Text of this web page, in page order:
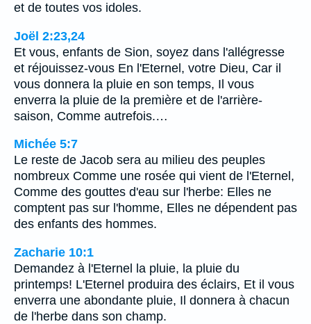
et de toutes vos idoles.
Joël 2:23,24
Et vous, enfants de Sion, soyez dans l'allégresse
et réjouissez-vous En l'Eternel, votre Dieu, Car il
vous donnera la pluie en son temps, Il vous
enverra la pluie de la première et de l'arrière-
saison, Comme autrefois.…
Michée 5:7
Le reste de Jacob sera au milieu des peuples
nombreux Comme une rosée qui vient de l'Eternel,
Comme des gouttes d'eau sur l'herbe: Elles ne
comptent pas sur l'homme, Elles ne dépendent pas
des enfants des hommes.
Zacharie 10:1
Demandez à l'Eternel la pluie, la pluie du
printemps! L'Eternel produira des éclairs, Et il vous
enverra une abondante pluie, Il donnera à chacun
de l'herbe dans son champ.